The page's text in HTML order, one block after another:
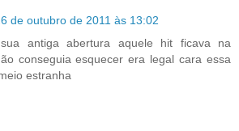
de outubro de 2011 às 13:02
antiga abertura aquele hit ficava na
conseguia esquecer era legal cara essa
estranha